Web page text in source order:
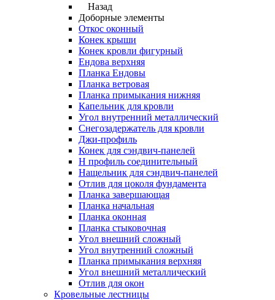
Назад
Доборные элементы
Откос оконный
Конек крыши
Конек кровли фигурный
Ендова верхняя
Планка Ендовы
Планка ветровая
Планка примыкания нижняя
Капельник для кровли
Угол внутренний металлический
Снегозадержатель для кровли
Джи-профиль
Конек для сэндвич-панелей
Н профиль соединительный
Нащельник для сэндвич-панелей
Отлив для цоколя фундамента
Планка завершающая
Планка начальная
Планка оконная
Планка стыковочная
Угол внешний сложный
Угол внутренний сложный
Планка примыкания верхняя
Угол внешний металлический
Отлив для окон
Кровельные лестницы